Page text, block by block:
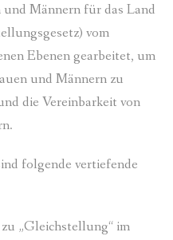
Männern für das Land
vom
Ebenen gearbeitet, um
und Männern zu
die Vereinbarkeit von
folgende vertiefende
„Gleichstellung“ im